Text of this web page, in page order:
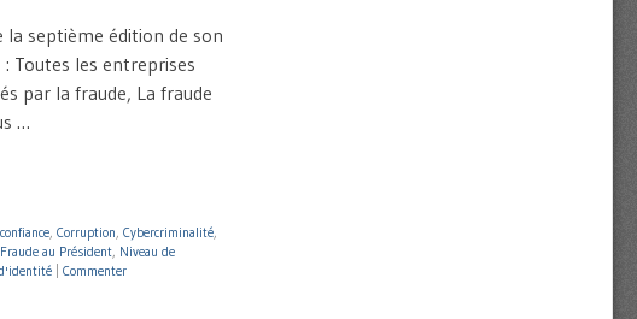
la septième édition de son
Toutes les entreprises
par la fraude, La fraude
…
confiance Corruption Cybercriminalité
Fraude au Président Niveau de
Commenter